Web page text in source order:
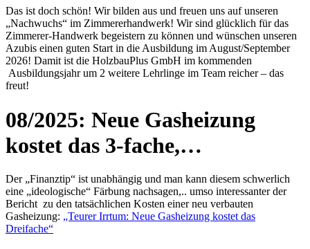
Das ist doch schön! Wir bilden aus und freuen uns auf unseren
„Nachwuchs“ im Zimmererhandwerk! Wir sind glücklich für das
Zimmerer-Handwerk begeistern zu können und wünschen unseren
Azubis einen guten Start in die Ausbildung im August/September
2026! Damit ist die HolzbauPlus GmbH im kommenden
Ausbildungsjahr um 2 weitere Lehrlinge im Team reicher – das
freut!
08/2025: Neue Gasheizung
kostet das 3-fache,…
Der „Finanztip“ ist unabhängig und man kann diesem schwerlich
eine „ideologische“ Färbung nachsagen,.. umso interessanter der
Bericht zu den tatsächlichen Kosten einer neu verbauten
Gasheizung: „Teurer Irrtum: Neue Gasheizung kostet das
Dreifache“